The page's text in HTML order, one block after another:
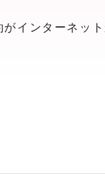
インターネッ